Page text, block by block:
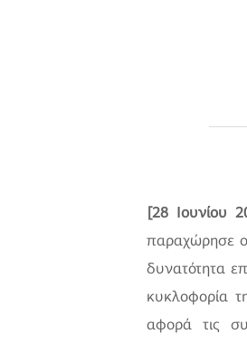
[28 Ιουνίου
παραχώρησε
δυνατότητα
κυκλοφορία
αφορά τις